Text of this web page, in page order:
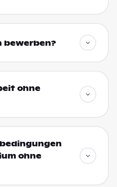
bewerben?
ohne
ohne